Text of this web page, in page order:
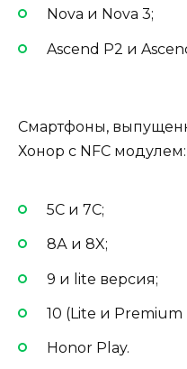
Nova и Nova 3;
Ascend P2 и
Смартфоны,
Хонор с NFC модулем:
5C и 7C;
8А и 8X;
9 и lite версия;
10 (Lite и
Honor Play.